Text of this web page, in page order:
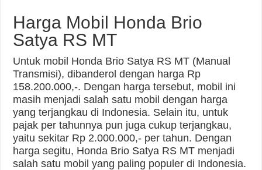
Harga Mobil Honda Brio
Satya RS MT
Untuk mobil Honda Brio Satya RS MT (Manual
Transmisi), dibanderol dengan harga Rp
158.200.000,-. Dengan harga tersebut, mobil ini
masih menjadi salah satu mobil dengan harga
yang terjangkau di Indonesia. Selain itu, untuk
pajak per tahunnya pun juga cukup terjangkau,
yaitu sekitar Rp 2.000.000,- per tahun. Dengan
harga segitu, Honda Brio Satya RS MT menjadi
salah satu mobil yang paling populer di Indonesia.